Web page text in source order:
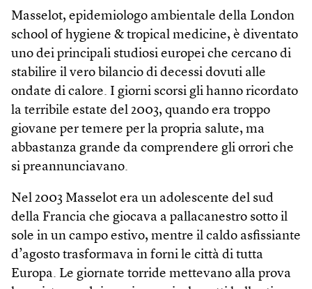
Masselot, epidemiologo ambientale della London
school of hygiene & tropical medicine, è diventato
uno dei principali studiosi europei che cercano di
stabilire il vero bilancio di decessi dovuti alle
ondate di calore. I giorni scorsi gli hanno ricordato
la terribile estate del 2003, quando era troppo
giovane per temere per la propria salute, ma
abbastanza grande da comprendere gli orrori che
si preannunciavano.
Nel 2003 Masselot era un adolescente del sud
della Francia che giocava a pallacanestro sotto il
sole in un campo estivo, mentre il caldo asfissiante
d’agosto trasformava in forni le città di tutta
Europa. Le giornate torride mettevano alla prova